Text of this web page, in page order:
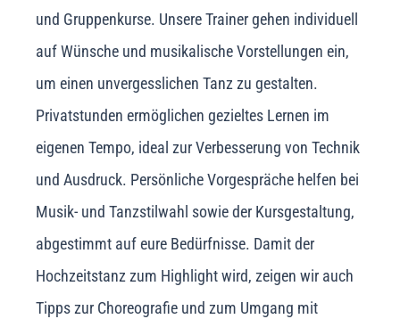
und Gruppenkurse. Unsere Trainer gehen individuell
auf Wünsche und musikalische Vorstellungen ein,
um einen unvergesslichen Tanz zu gestalten.
Privatstunden ermöglichen gezieltes Lernen im
eigenen Tempo, ideal zur Verbesserung von Technik
und Ausdruck. Persönliche Vorgespräche helfen bei
Musik- und Tanzstilwahl sowie der Kursgestaltung,
abgestimmt auf eure Bedürfnisse. Damit der
Hochzeitstanz zum Highlight wird, zeigen wir auch
Tipps zur Choreografie und zum Umgang mit